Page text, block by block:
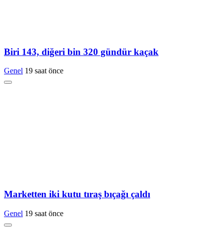
Biri 143, diğeri bin 320 gündür kaçak
Genel 19 saat önce
Marketten iki kutu tıraş bıçağı çaldı
Genel 19 saat önce